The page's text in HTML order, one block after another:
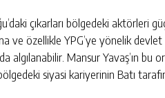
çıkarları bölgedeki aktörleri
ve özellikle YPG’ye yönelik devlet
Mansur Yavaş’ın bu
siyasi kariyerinin Batı